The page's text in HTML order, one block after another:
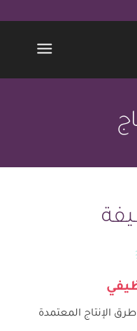
الإنتاج المعتمدة